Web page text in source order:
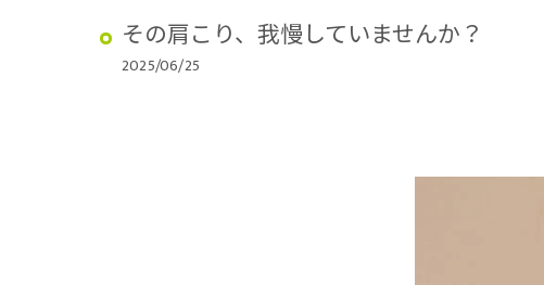
その肩こり、我慢していませんか？
2025/06/25